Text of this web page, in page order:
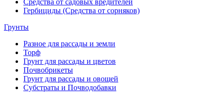
Гербициды (Средства от сорняков)
Грунты
Разное для рассады и земли
Торф
Грунт для рассады и цветов
Почвобрикеты
Грунт для рассады и овощей
Субстраты и Почводобавки